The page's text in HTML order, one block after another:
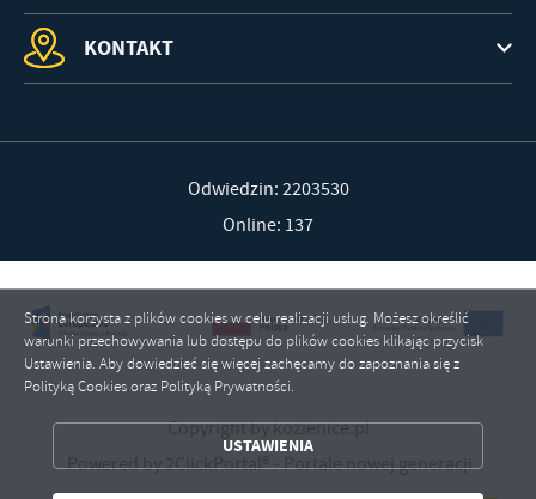
KONTAKT
Odwiedzin: 2203530
Online: 137
Copyright by kozienice.pl
Powered by2ClickPortal®- Portale nowej generacji
Strona korzysta z plików cookies w celu realizacji usług. Możesz określić
warunki przechowywania lub dostępu do plików cookies klikając przycisk
Ustawienia. Aby dowiedzieć się więcej zachęcamy do zapoznania się z
Polityką Cookies oraz Polityką Prywatności.
USTAWIENIA
ZAPISZ WYBRANE
ZEZWÓL NA WSZYSTKIE